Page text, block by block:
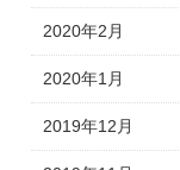
2020年2月
2020年1月
2019年12月